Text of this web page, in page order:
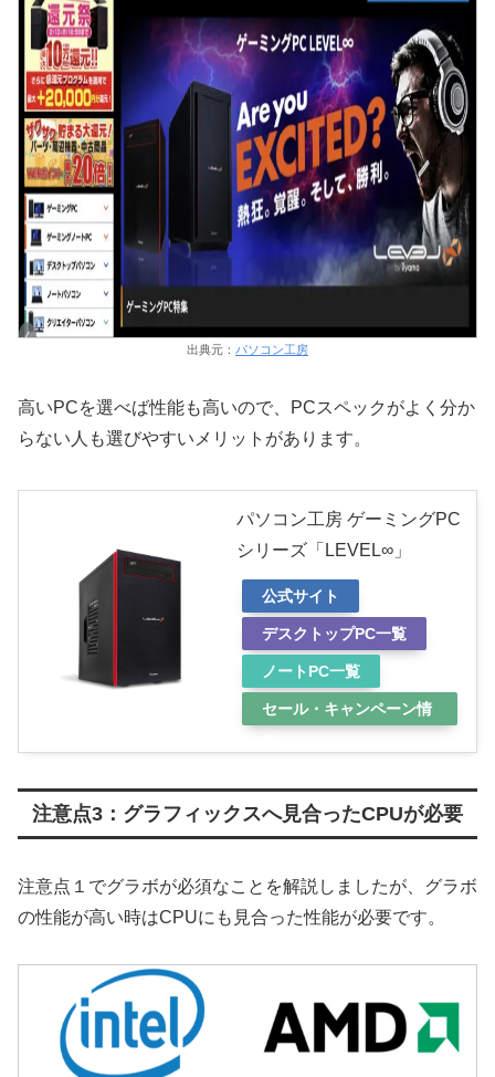
出典元： パソコン工房
高いPCを選べば性能も高いので、PCスペックがよく分か
らない人も選びやすいメリットがあります。
パソコン工房 ゲーミングPC
シリーズ「LEVEL∞」
公式サイト
デスクトップPC一覧
ノートPC一覧
セール・キャンペーン情
注意点3：グラフィックスへ見合ったCPUが必要
注意点１でグラボが必須なことを解説しましたが、グラボ
の性能が高い時はCPUにも見合った性能が必要です。